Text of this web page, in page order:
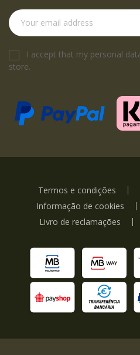
I accept that my personal
store.
Termos e condições
Informação de cookies
Livro de reclamações